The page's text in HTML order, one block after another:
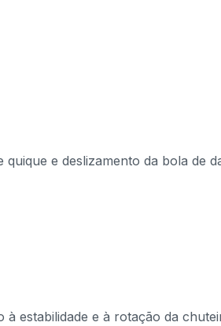
e deslizamento da bola de
estabilidade e à rotação da